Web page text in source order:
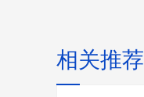
相关推荐